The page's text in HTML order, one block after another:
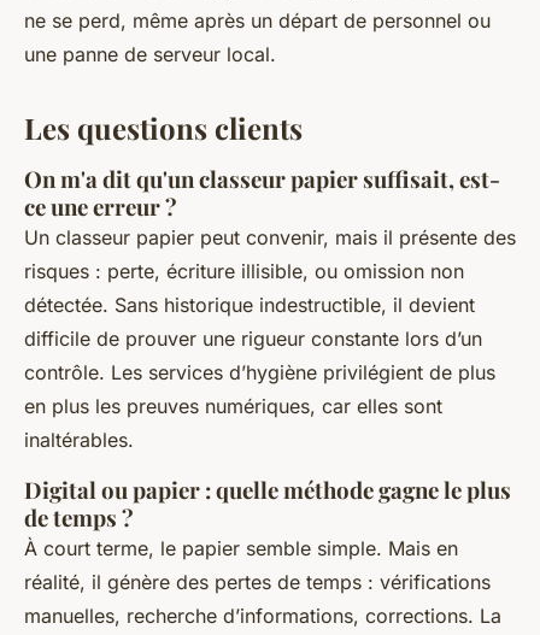
ne se perd, même après un départ de personnel ou
une panne de serveur local.
Les questions clients
On m'a dit qu'un classeur papier suffisait, est-
ce une erreur ?
Un classeur papier peut convenir, mais il présente des
risques : perte, écriture illisible, ou omission non
détectée. Sans historique indestructible, il devient
difficile de prouver une rigueur constante lors d’un
contrôle. Les services d’hygiène privilégient de plus
en plus les preuves numériques, car elles sont
inaltérables.
Digital ou papier : quelle méthode gagne le plus
de temps ?
À court terme, le papier semble simple. Mais en
réalité, il génère des pertes de temps : vérifications
manuelles, recherche d’informations, corrections. La